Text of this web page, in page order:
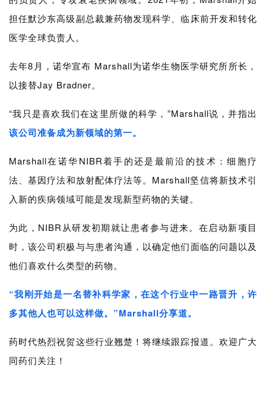
担任默沙东高级副总裁兼药物发现科学、临床前开发和转化
医学全球负责人。
去年8月，诺华宣布 Marshall为诺华生物医学研究所所长，
以接替Jay Bradner。
“我只是喜欢我们在这里所做的科学，”Marshall说，并指出
该公司准备成为新领域的第一。
Marshall在诺华NIBR着手的还是最前沿的技术：细胞疗
法、基因疗法和放射配体疗法等。 Marshall坚信将新技术引
入新的疾病领域可能是发现新型药物的关键。
为此，NIBR从研发初期就让患者参与进来。在启动新项目
时，该公司积极与与患者沟通，以确定他们面临的问题以及
他们喜欢什么类型的药物。
“我刚开始是一名替补科学家，在这个行业中一路晋升，许
多其他人也可以这样做。”Marshall分享道。
药时代热烈祝贺这些行业翘楚！将继续跟踪报道。欢迎广大
同药们关注！